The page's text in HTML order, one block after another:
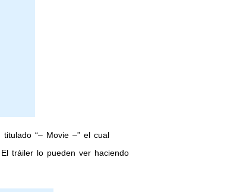
“– Movie –” el cual
tráiler lo pueden ver haciendo